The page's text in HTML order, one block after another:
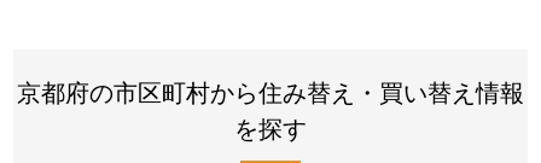
京都府の市区町村から住み替え・買い替え情報
を探す